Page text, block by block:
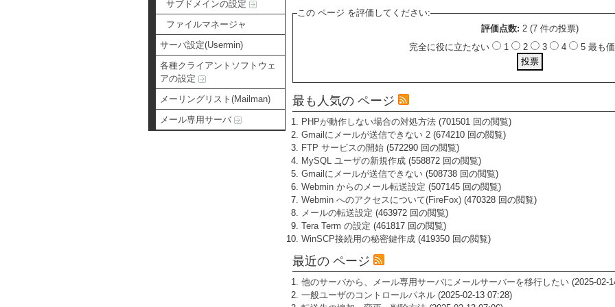
サブドメインの設定
ファイルマネージャ
サーバ設定(Usermin)
各種クライアントソフトウェ
アの設定
メーリングリスト(Mailman)
メール専用サーバ
この ページ を評価してください:
評価点数: 2 (7 件の投票)
完全に役に立たない
1 2 3 4 5 最も
最も人気の ページ
PHPが動作しない場合の対処方法(701501 回の閲覧)
Gmailにメールが送信できない 2(674210 回の閲覧)
FTP サービスの開始(572290 回の閲覧)
MySQL ユーザの新規作成(558872 回の閲覧)
Gmailにメールが送信できない(508738 回の閲覧)
Webmin からのメール転送設定 (507145 回の閲覧)
Webmin へのアクセスについて(FireFox)(470328 回の閲覧)
メールの転送設定 (463972 回の閲覧)
Tera Term の設定 (461817 回の閲覧)
WinSCP接続用の秘密鍵作成(419350 回の閲覧)
最近の ページ
他のサーバから、メール専用サーバにメールサーバーを移行したい(2025-02-
一般ユーザのコントロールパネル(2025-02-13 07:28)